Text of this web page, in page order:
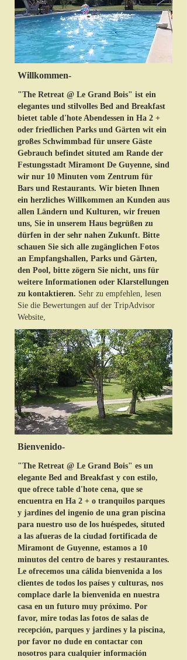
Willkommen-
"The Retreat @ Le Grand Bois" ist ein
elegantes und stilvolles Bed and Breakfast
bietet table d'hote Abendessen in Ha 2 +
oder friedlichen Parks und Gärten wit ein
großes Schwimmbad für unsere Gäste
Gebrauch befindet situted am Rande der
Festungsstadt Miramont De Guyenne, sind
wir nur 10 Minuten vom Zentrum für
Bars und Restaurants. Wir bieten Ihnen
ein herzliches Willkommen an Kunden aus
allen Ländern und Kulturen, wir freuen
uns, Sie in unserem Haus begrüßen zu
dürfen in der sehr nahen Zukunft. Bitte
schauen Sie sich alle zugänglichen Fotos
an Empfangshallen, Parks und Gärten,
den Pool, bitte zögern Sie nicht, uns für
weitere Informationen oder Klarstellungen
zu kontaktieren. Sehr zu empfehlen, lesen
Sie die Bewertungen auf der TripAdvisor
Website,
Bienvenido-
"The Retreat @ Le Grand Bois" es un
elegante Bed and Breakfast y con estilo,
que ofrece table d'hote cena, que se
encuentra en Ha 2 + o tranquilos parques
y jardines del ingenio de una gran piscina
para nuestro uso de los huéspedes, situted
a las afueras de la ciudad fortificada de
Miramont de Guyenne, estamos a 10
minutos del centro de bares y restaurantes.
Le ofrecemos una cálida bienvenida a los
clientes de todos los países y culturas, nos
complace darle la bienvenida en nuestra
casa en un futuro muy próximo. Por
favor, mire todas las fotos de salas de
recepción, parques y jardines y la piscina,
por favor no dude en contactar con
nosotros para cualquier información